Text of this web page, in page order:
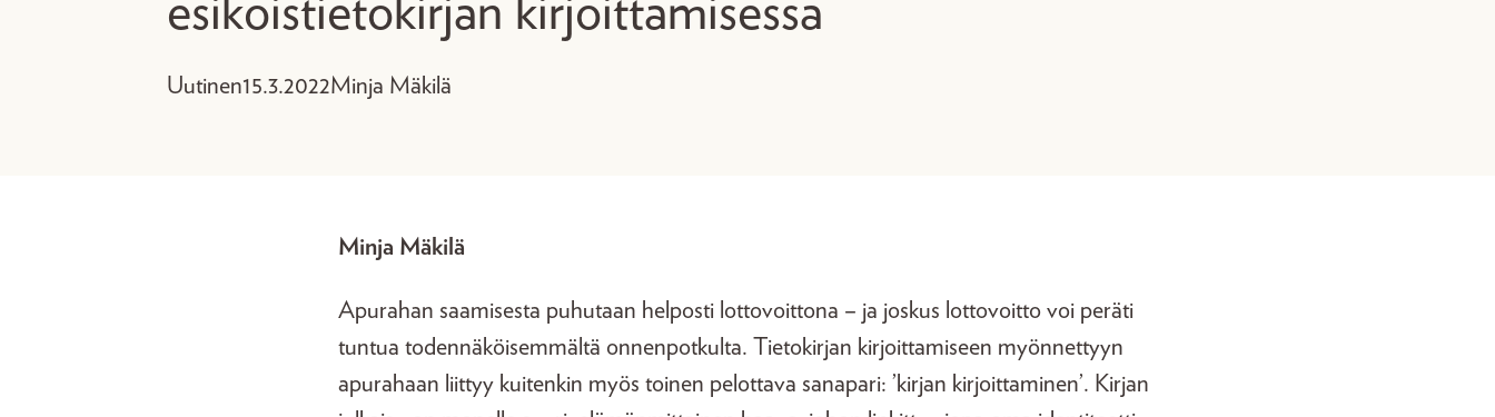
esikoistietokirjan kirjoittamisessa
Uutinen15.3.2022Minja Mäkilä
Minja Mäkilä
Apurahan saamisesta puhutaan helposti lottovoittona – ja joskus lottovoitto voi peräti
tuntua todennäköisemmältä onnenpotkulta. Tietokirjan kirjoittamiseen myönnettyyn
apurahaan liittyy kuitenkin myös toinen pelottava sanapari: ’kirjan kirjoittaminen’. Kirjan